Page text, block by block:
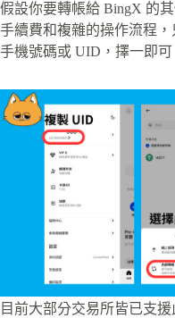
假設你要轉帳給 BingX 的
手續費和複雜的操作流程
手機號碼或 UID，擇一即可
目前大部分交易所皆已支